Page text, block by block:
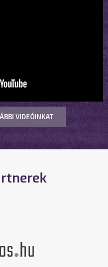
VIDEÓINKAT